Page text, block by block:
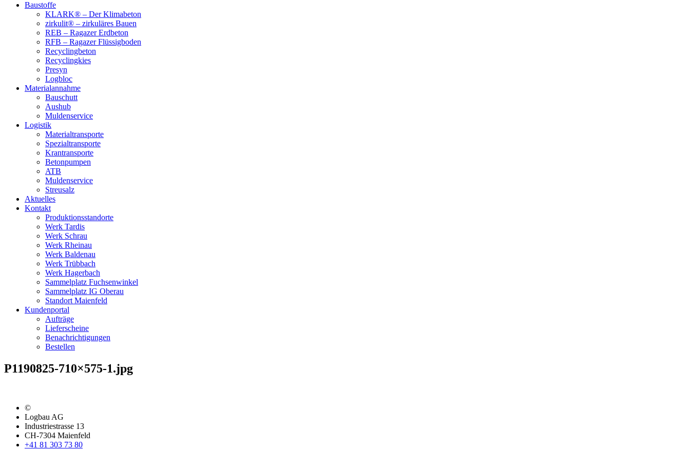
Baustoffe
KLARK® – Der Klimabeton
zirkulit® – zirkuläres Bauen
REB – Ragazer Erdbeton
RFB – Ragazer Flüssigboden
Recyclingbeton
Recyclingkies
Presyn
Logbloc
Materialannahme
Bauschutt
Aushub
Muldenservice
Logistik
Materialtransporte
Spezialtransporte
Krantransporte
Betonpumpen
ATB
Muldenservice
Streusalz
Aktuelles
Kontakt
Produktionsstandorte
Werk Tardis
Werk Schrau
Werk Rheinau
Werk Baldenau
Werk Trübbach
Werk Hagerbach
Sammelplatz Fuchsenwinkel
Sammelplatz IG Oberau
Standort Maienfeld
Kundenportal
Aufträge
Lieferscheine
Benachrichtigungen
Bestellen
P1190825-710×575-1.jpg
©
Logbau AG
Industriestrasse 13
CH-7304 Maienfeld
+41 81 303 73 80